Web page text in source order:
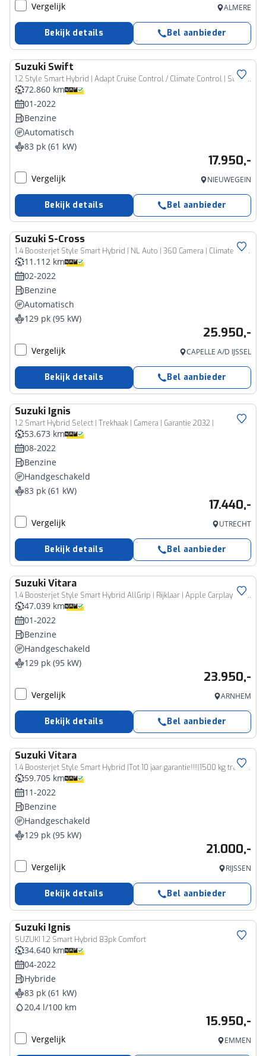
Vergelijk ALMERE
Bekijk details Bel aanbieder
Suzuki Swift
1.2 Style Smart Hybrid | Adapt Cruise Control / Climate Control | Stoelverwarming | Camera | Navigatie |
72.860 km
01-2022
Benzine
Automatisch
83 pk (61 kW)
17.950,-
Vergelijk NIEUWEGEIN
Bekijk details Bel aanbieder
Suzuki S-Cross
1.4 Boosterjet Style Smart Hybrid | NL Auto | 360 Camera | Climate Control | Zeer lage km-stand
11.112 km
02-2022
Benzine
Automatisch
129 pk (95 kW)
25.950,-
Vergelijk CAPELLE A/D IJSSEL
Bekijk details Bel aanbieder
Suzuki Ignis
1.2 Smart Hybrid Select | Trekhaak | Camera | Garantie 2032 |
53.673 km
08-2022
Benzine
Handgeschakeld
83 pk (61 kW)
17.440,-
Vergelijk UTRECHT
Bekijk details Bel aanbieder
SuzukiVitara
1.4 Boosterjet Style Smart Hybrid AllGrip | Rijklaar | Apple Carplay & Android auto | Climate Control | Adaptieve Cruise Control | Afneembare trekhaak | All Season banden
47.039 km
01-2022
Benzine
Handgeschakeld
129 pk (95 kW)
23.950,-
Vergelijk ARNHEM
Bekijk details Bel aanbieder
SuzukiVitara
1.4 Boosterjet Style Smart Hybrid |Tot 10 jaar garantie!!!!|1500 kg trekgewicht |Rijklaarprijs
59.705 km
11-2022
Benzine
Handgeschakeld
129 pk (95 kW)
21.000,-
Vergelijk RIJSSEN
Bekijk details Bel aanbieder
Suzuki Ignis
SUZUKI 1.2 Smart Hybrid 83pk Comfort
34.640 km
04-2022
Hybride
83 pk (61 kW)
20,4 l/100 km
15.950,-
Vergelijk EMMEN